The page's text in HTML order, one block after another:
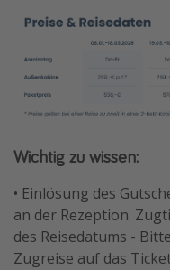
Wichtig zu wissen:
• Einlösung des
an der Rezeption.
des Reisedatums -
Zugreise auf das